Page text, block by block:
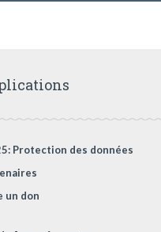
Protection des données
un don